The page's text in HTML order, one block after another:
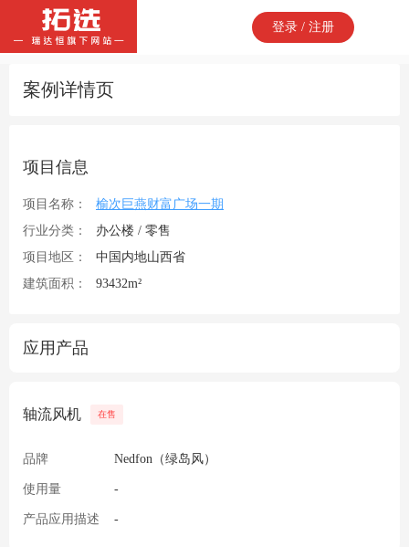
登录 / 注册
案例详情页
项目信息
项目名称：
榆次巨燕财富广场一期
行业分类：
办公楼 / 零售
项目地区：
中国内地山西省
建筑面积：
93432m²
应用产品
轴流风机 在售
品牌 Nedfon（绿岛风）
使用量 -
产品应用描述 -